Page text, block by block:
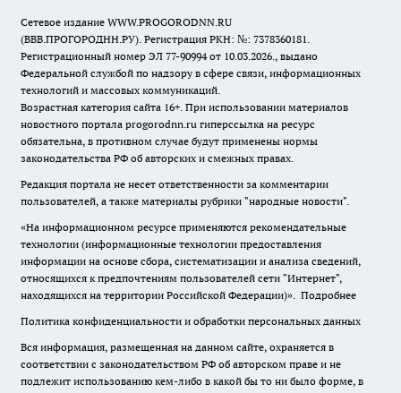
Сетевое издание WWW.PROGORODNN.RU
(ВВВ.ПРОГОРОДНН.РУ). Регистрация РКН: №: 7378360181.
Регистрационный номер ЭЛ 77-90994 от 10.03.2026., выдано
Федеральной службой по надзору в сфере связи, информационных
технологий и массовых коммуникаций.
Возрастная категория сайта 16+. При использовании материалов
новостного портала progorodnn.ru гиперссылка на ресурс
обязательна, в противном случае будут применены нормы
законодательства РФ об авторских и смежных правах.
Редакция портала не несет ответственности за комментарии
пользователей, а также материалы рубрики "народные новости".
«На информационном ресурсе применяются рекомендательные
технологии (информационные технологии предоставления
информации на основе сбора, систематизации и анализа сведений,
относящихся к предпочтениям пользователей сети "Интернет",
находящихся на территории Российской Федерации)». Подробнее
Политика конфиденциальности и обработки персональных данных
Вся информация, размещенная на данном сайте, охраняется в
соответствии с законодательством РФ об авторском праве и не
подлежит использованию кем-либо в какой бы то ни было форме, в